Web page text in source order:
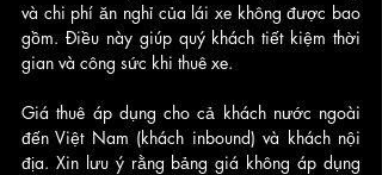
và chi phí ăn nghỉ của lái xe không được bao
gồm. Điều này giúp quý khách tiết kiệm thời
gian và công sức khi thuê xe.
Giá thuê áp dụng cho cả khách nước ngoài
đến Việt Nam (khách inbound) và khách nội
địa. Xin lưu ý rằng bảng giá không áp dụng